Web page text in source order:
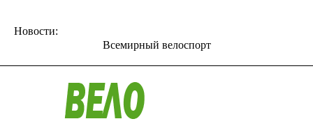
Новости:
Всемирный велоспорт